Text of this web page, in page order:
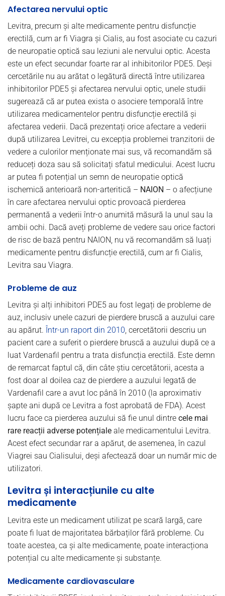
Afectarea nervului optic
Levitra, precum și alte medicamente pentru disfuncție
erectilă, cum ar fi Viagra și Cialis, au fost asociate cu cazuri
de neuropatie optică sau leziuni ale nervului optic. Acesta
este un efect secundar foarte rar al inhibitorilor PDE5. Deși
cercetările nu au arătat o legătură directă între utilizarea
inhibitorilor PDE5 și afectarea nervului optic, unele studii
sugerează că ar putea exista o asociere temporală între
utilizarea medicamentelor pentru disfuncție erectilă și
afectarea vederii. Dacă prezentați orice afectare a vederii
după utilizarea Levitrei, cu excepția problemei tranzitorii de
vedere a culorilor menționate mai sus, vă recomandăm să
reduceți doza sau să solicitați sfatul medicului. Acest lucru
ar putea fi potențial un semn de neuropatie optică
ischemică anterioară non-arteritică – NAION – o afecțiune
în care afectarea nervului optic provoacă pierderea
permanentă a vederii într-o anumită măsură la unul sau la
ambii ochi. Dacă aveți probleme de vedere sau orice factori
de risc de bază pentru NAION, nu vă recomandăm să luați
medicamente pentru disfuncție erectilă, cum ar fi Cialis,
Levitra sau Viagra.
Probleme de auz
Levitra și alți inhibitori PDE5 au fost legați de probleme de
auz, inclusiv unele cazuri de pierdere bruscă a auzului care
au apărut. Într-un raport din 2010 , cercetătorii descriu un
pacient care a suferit o pierdere bruscă a auzului după ce a
luat Vardenafil pentru a trata disfuncția erectilă. Este demn
de remarcat faptul că, din câte știu cercetătorii, acesta a
fost doar al doilea caz de pierdere a auzului legată de
Vardenafil care a avut loc până în 2010 (la aproximativ
șapte ani după ce Levitra a fost aprobată de FDA). Acest
lucru face ca pierderea auzului să fie unul dintre cele mai
rare reacții adverse potențiale ale medicamentului Levitra.
Acest efect secundar rar a apărut, de asemenea, în cazul
Viagrei sau Cialisului, deși afectează doar un număr mic de
utilizatori.
Levitra și interacțiunile cu alte
medicamente
Levitra este un medicament utilizat pe scară largă, care
poate fi luat de majoritatea bărbaților fără probleme. Cu
toate acestea, ca și alte medicamente, poate interacționa
potențial cu alte medicamente și substanțe.
Medicamente cardiovasculare